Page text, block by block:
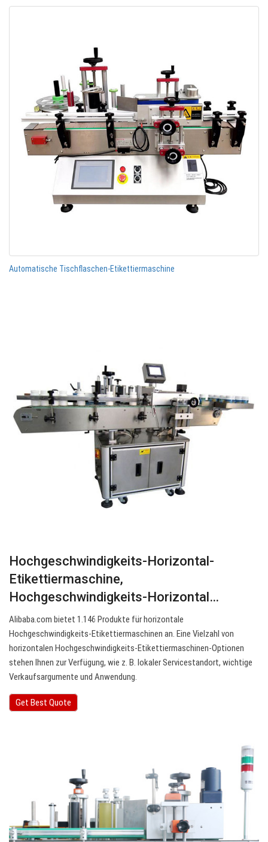
Automatische Tischflaschen-Etikettiermaschine
Hochgeschwindigkeits-Horizontal-
Etikettiermaschine,
Hochgeschwindigkeits-Horizontal…
Alibaba.com bietet 1.146 Produkte für horizontale
Hochgeschwindigkeits-Etikettiermaschinen an. Eine Vielzahl von
horizontalen Hochgeschwindigkeits-Etikettiermaschinen-Optionen
stehen Ihnen zur Verfügung, wie z. B. lokaler Servicestandort, wichtige
Verkaufsargumente und Anwendung.
Get Best Quote